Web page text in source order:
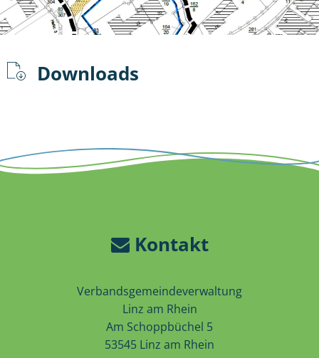
Downloads
Kontakt
Verbandsgemeindeverwaltung
Linz am Rhein
Am Schoppbüchel 5
53545 Linz am Rhein